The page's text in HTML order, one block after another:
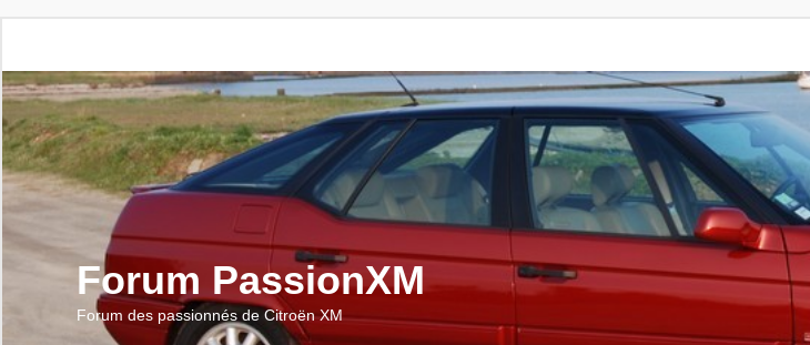
Forum PassionXM
Forum des passionnés de Citroën XM